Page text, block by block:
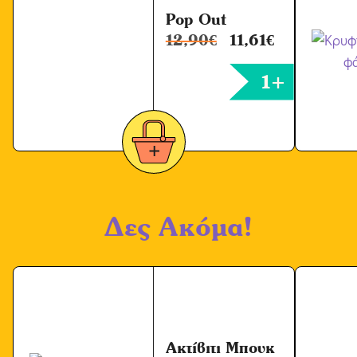
Pop Οut
12,90€ 11,61€
1+
Δες Ακόμα!
Ακτίβιτι Μπουκ